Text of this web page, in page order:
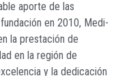
aporte de las
en 2010, Medi-
la prestación de
en la región de
y la dedicación